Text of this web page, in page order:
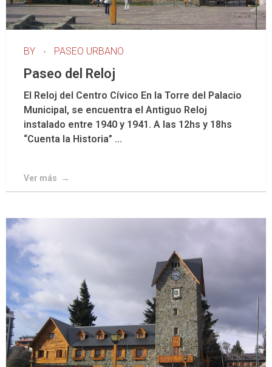
BY PASEO URBANO
Paseo del Reloj
El Reloj del Centro Cívico En la Torre del Palacio
Municipal, se encuentra el Antiguo Reloj
instalado entre 1940 y 1941. A las 12hs y 18hs
“Cuenta la Historia” ...
Ver más